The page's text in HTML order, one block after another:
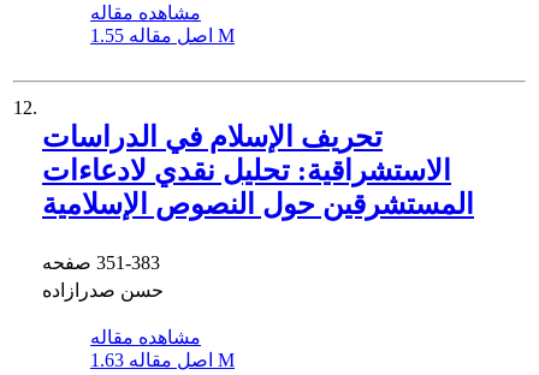
مشاهده مقاله
اصل مقاله 1.55 M
12.
تحریف الإسلام في الدراسات
الاستشراقیة: ‏تحلیل نقدي لادعاءات
المستشرقین حول النصوص الإسلامیة
351-383
حسن صدرازاده
مشاهده مقاله
اصل مقاله 1.63 M